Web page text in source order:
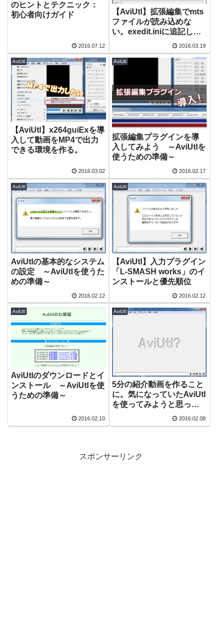
のヒントとテクニック：
初心者向けガイド
2016.07.12
【AviUtl】拡張編集でmts
ファイルが読み込めな
い。exedit.iniに追記して
読める拡張子を増やして
みる。
2016.03.19
AviUtl
【AviUtl】x264guiExを導
入して動画をMP4で出力
できる環境を作る。
2016.03.02
AviUtl
拡張編集プラグインを導
入してみよう ～AviUtlを
使うための準備～
2016.02.17
AviUtl
AviUtlの基本的なシステム
の設定 ～AviUtlを使うた
めの準備～
2016.02.12
AviUtl
【AviUtl】入力プラグイン
「L-SMASH works」のイ
ンストールと優先順位
2016.02.12
AviUtl
AviUtlのダウンロードとイ
ンストール ～AviUtlを使
うための準備～
2016.02.10
AviUtl
5分の紹介動画を作ること
に。気になっていたAviUtl
を使ってみようと思った
2016.02.08
スポンサーリンク